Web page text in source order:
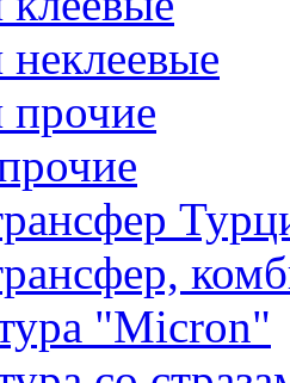
прочие
"Micron"